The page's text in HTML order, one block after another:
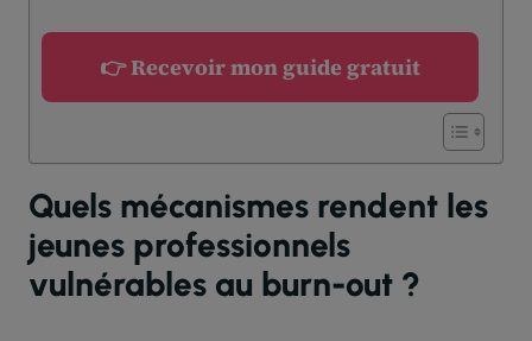
👉 Recevoir mon guide gratuit
Quels mécanismes rendent les
jeunes professionnels
vulnérables au burn-out ?